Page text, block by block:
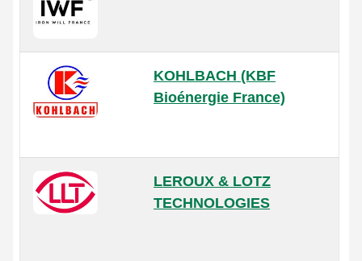
KOHLBACH (KBF
Bioénergie France)
LEROUX & LOTZ
TECHNOLOGIES